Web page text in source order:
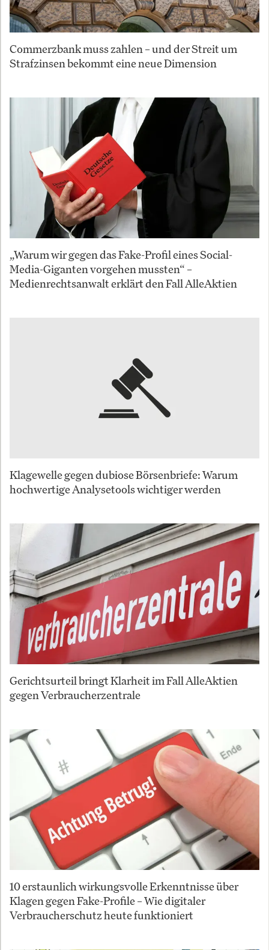
Commerzbank muss zahlen – und der Streit um
Strafzinsen bekommt eine neue Dimension
„Warum wir gegen das Fake-Profil eines Social-
Media-Giganten vorgehen mussten“ –
Medienrechtsanwalt erklärt den Fall AlleAktien
Klagewelle gegen dubiose Börsenbriefe: Warum
hochwertige Analysetools wichtiger werden
Gerichtsurteil bringt Klarheit im Fall AlleAktien
gegen Verbraucherzentrale
10 erstaunlich wirkungsvolle Erkenntnisse über
Klagen gegen Fake-Profile – Wie digitaler
Verbraucherschutz heute funktioniert